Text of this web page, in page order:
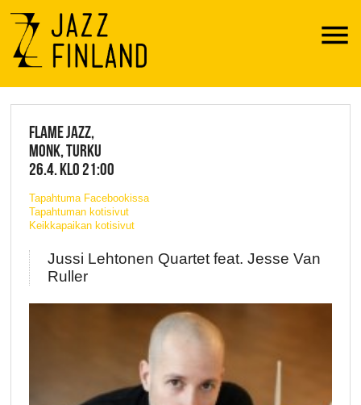
Menu
JAZZ FINLAND LIVE
FLAME JAZZ,
MONK, TURKU
26.4. KLO 21:00
Tapahtuma Facebookissa
Tapahtuman kotisivut
Keikkapaikan kotisivut
Jussi Lehtonen Quartet feat. Jesse Van
Ruller